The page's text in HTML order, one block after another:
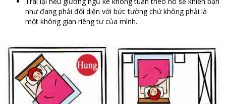
như đang phải đối diện với bức tường chứ không phải là
một không gian riêng tư của mình.